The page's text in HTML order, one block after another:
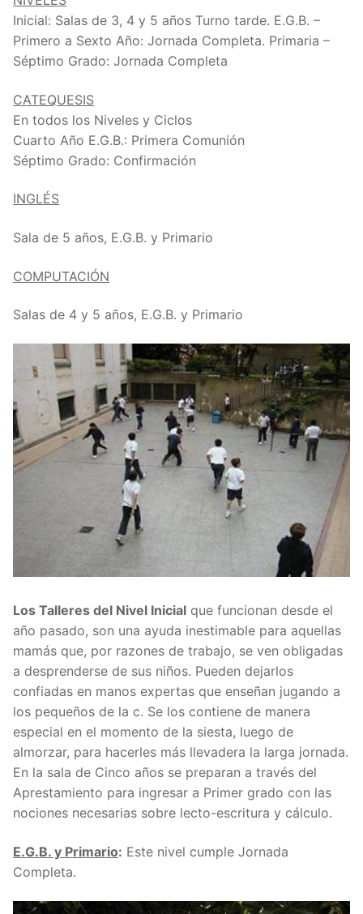
Inicial: Salas de 3, 4 y 5 años Turno tarde. E.G.B. –
Primero a Sexto Año: Jornada Completa. Primaria –
Séptimo Grado: Jornada Completa
CATEQUESIS
En todos los Niveles y Ciclos
Cuarto Año E.G.B.: Primera Comunión
Séptimo Grado: Confirmación
INGLÉS
Sala de 5 años, E.G.B. y Primario
COMPUTACIÓN
Salas de 4 y 5 años, E.G.B. y Primario
Los Talleres del Nivel Inicial que funcionan desde el
año pasado, son una ayuda inestimable para aquellas
mamás que, por razones de trabajo, se ven obligadas
a desprenderse de sus niños. Pueden dejarlos
confiadas en manos expertas que enseñan jugando a
los pequeños de la c. Se los contiene de manera
especial en el momento de la siesta, luego de
almorzar, para hacerles más llevadera la larga jornada.
En la sala de Cinco años se preparan a través del
Aprestamiento para ingresar a Primer grado con las
nociones necesarias sobre lecto-escritura y cálculo.
E.G.B. y Primario: Este nivel cumple Jornada
Completa.